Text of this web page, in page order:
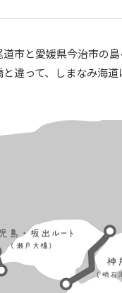
市と愛媛県今治市の
違って、しまなみ海